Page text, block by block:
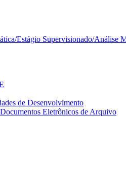
Estágio Supervisionado/Análise
de Desenvolvimento
Eletrônicos de Arquivo